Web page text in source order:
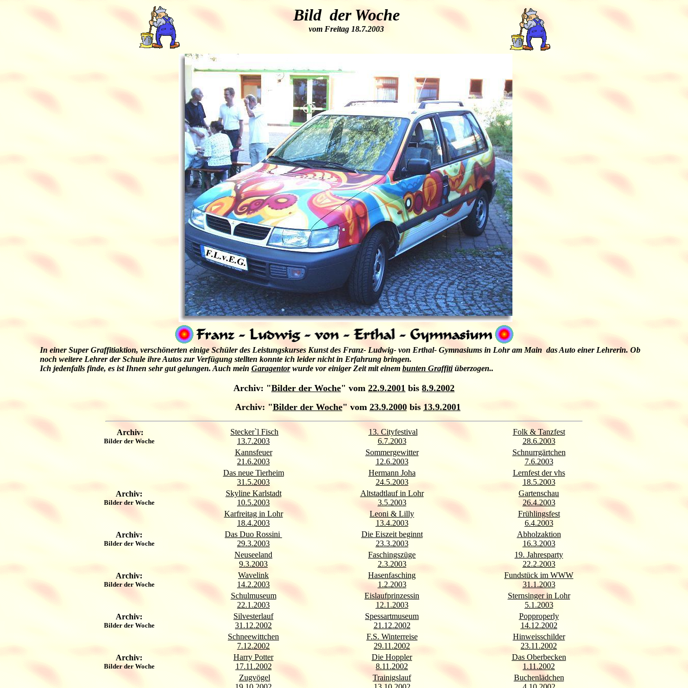
Bild der Woche
vom Freitag 18.7.2003
In einer Super Graffitiaktion, verschönerten einige Schüler des Leistungskurses Kunst des Franz- Ludwig- von Erthal- Gymnasiums in Lohr am Main das Auto einer Lehrerin. Ob
noch weitere Lehrer der Schule ihre Autos zur Verfügung stellten konnte ich leider nicht in Erfahrung bringen.
Ich jedenfalls finde, es ist Ihnen sehr gut gelungen. Auch mein Garagentorwurde vor einiger Zeit mit einem bunten Graffitiüberzogen..
Archiv: "Bilder der Woche" vom 22.9.2001 bis 8.9.2002
Archiv: "Bilder der Woche" vom 23.9.2000bis 13.9.2001
Archiv:
Bilder der Woche
Stecker`l Fisch
13.7.2003
13. Cityfestival
6.7.2003
Folk & Tanzfest
28.6.2003
Kannsfeuer
21.6.2003
Sommergewitter
12.6.2003
Schnurrgärtchen
7.6.2003
Das neue Tierheim
31.5.2003
Hermann Joha
24.5.2003
Lernfest der vhs
18.5.2003
Archiv:
Bilder der Woche
Skyline Karlstadt
10.5.2003
Altstadtlauf in Lohr
3.5.2003
Gartenschau
26.4.2003
Karfreitag in Lohr
18.4.2003
Leoni & Lilly
13.4.2003
Frühlingsfest
6.4.2003
Archiv:
Bilder der Woche
Das Duo Rossini
29.3.2003
Die Eiszeit beginnt
23.3.2003
Abholzaktion
16.3.2003
Neuseeland
9.3.2003
Faschingszüge
2.3.2003
19. Jahresparty
22.2.2003
Archiv:
Bilder der Woche
Wavelink
14.2.2003
Hasenfasching
1.2.2003
Fundstück im WWW
31.1.2003
Schulmuseum
22.1.2003
Eislaufprinzessin
12.1.2003
Sternsinger in Lohr
5.1.2003
Archiv:
Bilder der Woche
Silvesterlauf
31.12.2002
Spessartmuseum
21.12.2002
Popproperly
14.12.2002
Schneewittchen
7.12.2002
F.S. Winterreise
29.11.2002
Hinweisschilder
23.11.2002
Archiv:
Bilder der Woche
Harry Potter
17.11.2002
Die Hoppler
8.11.2002
Das Oberbecken
1.11.2002
Zugvögel
Trainigslauf
Buchenlädchen